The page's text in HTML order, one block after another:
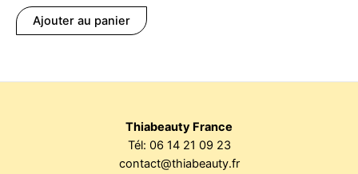
Ajouter au panier
Thiabeauty France
Tél: 06 14 21 09 23
contact@thiabeauty.fr